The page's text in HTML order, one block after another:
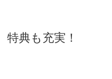
特典も充実！